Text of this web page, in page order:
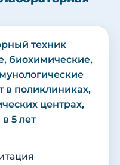
техник
биохимические,
в поликлиниках,
центрах,
5 лет